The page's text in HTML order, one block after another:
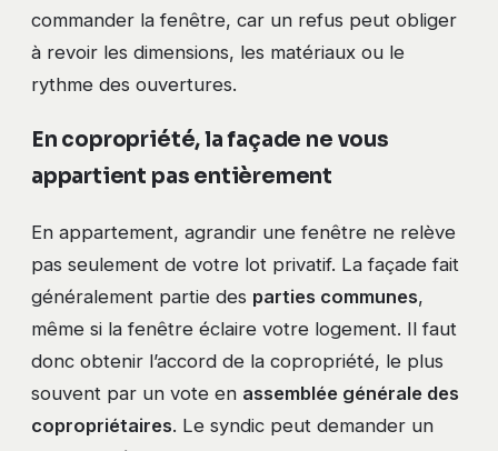
commander la fenêtre, car un refus peut obliger
à revoir les dimensions, les matériaux ou le
rythme des ouvertures.
En copropriété, la façade ne vous
appartient pas entièrement
En appartement, agrandir une fenêtre ne relève
pas seulement de votre lot privatif. La façade fait
généralement partie des parties communes,
même si la fenêtre éclaire votre logement. Il faut
donc obtenir l’accord de la copropriété, le plus
souvent par un vote en assemblée générale des
copropriétaires. Le syndic peut demander un